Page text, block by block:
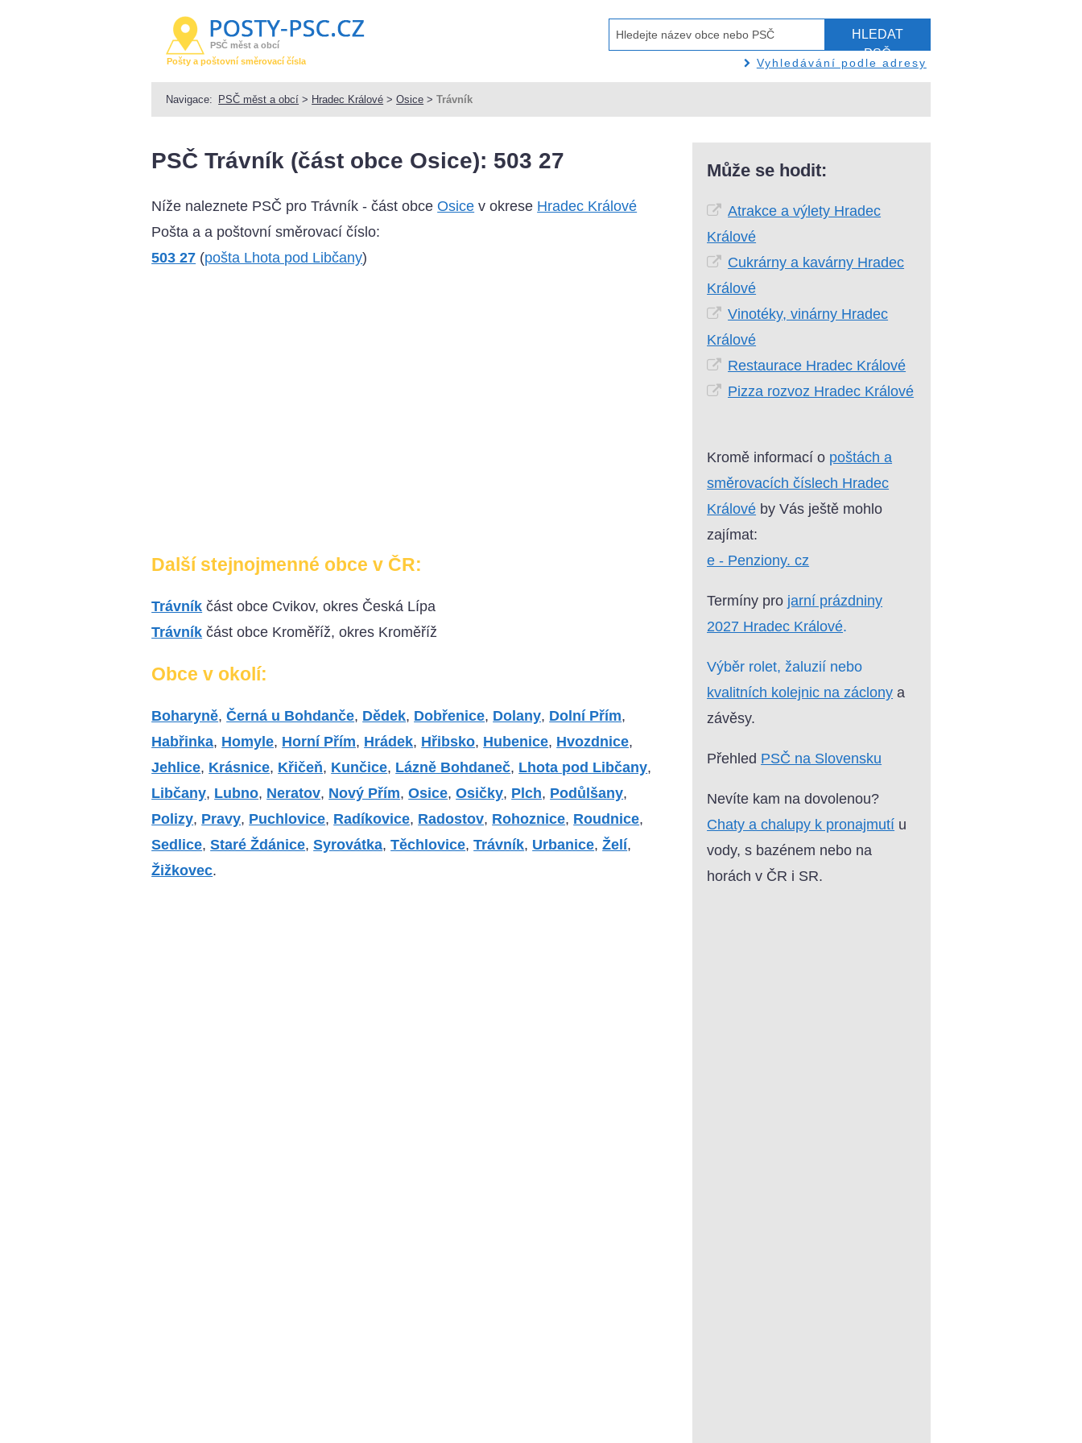
PSČ měst a obcí
Pošty a poštovní směrovací čísla
HLEDAT
PSČ
Vyhledávání podle adresy
Navigace: PSČ měst a obcí > Hradec Králové >Osice >Trávník
PSČ Trávník (část obce Osice): 503 27
Níže naleznete PSČ pro Trávník - část obceOsice v okrese Hradec Králové
Pošta a a poštovní směrovací číslo:
503 27 (pošta Lhota pod Libčany)
Další stejnojmenné obce v ČR:
Trávník část obce Cvikov, okres Česká Lípa
Trávník část obce Kroměříž, okres Kroměříž
Obce v okolí:
Boharyně,Černá u Bohdanče, Dědek, Dobřenice, Dolany, Dolní Přím,
Habřinka, Homyle, Horní Přím, Hrádek, Hřibsko, Hubenice, Hvozdnice,
Jehlice, Krásnice, Křičeň, Kunčice, Lázně Bohdaneč, Lhota pod Libčany,
Libčany, Lubno, Neratov, Nový Přím,Osice,Osičky, Plch, Podůlšany,
Polizy, Pravy, Puchlovice, Radíkovice, Radostov, Rohoznice, Roudnice,
Sedlice,Staré Ždánice,Syrovátka,Těchlovice,Trávník, Urbanice,Želí,
Žižkovec.
Může se hodit:
Atrakce a výlety Hradec
Králové
Cukrárny a kavárny Hradec
Králové
Vinotéky, vinárny Hradec
Králové
Restaurace Hradec Králové
Pizza rozvoz Hradec Králové
Kromě informací o poštách a
směrovacích číslech Hradec
Králové by Vás ještě mohlo
zajímat:
e - Penziony. cz
Termíny pro jarní prázdniny
2027 Hradec Králové.
Výběr rolet, žaluzií nebo
kvalitních kolejnic na záclony a
závěsy.
Přehled PSČ na Slovensku
Nevíte kam na dovolenou?
Chaty a chalupy k pronajmutí u
vody, s bazénem nebo na
horách v ČR i SR.